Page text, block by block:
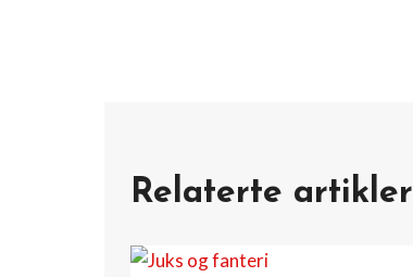
Relaterte artikler